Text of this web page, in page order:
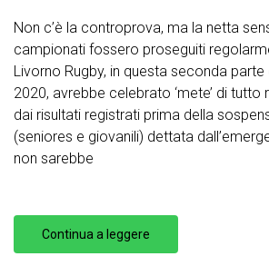
Non c’è la controprova, ma la netta
campionati fossero proseguiti
Livorno Rugby, in questa seconda
2020, avrebbe celebrato ‘mete’ di tutto
dai risultati registrati prima della
(seniores e giovanili) dettata
non sarebbe
Continua a leggere